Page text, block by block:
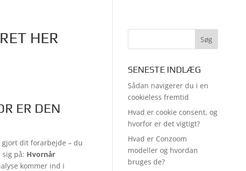
HER
ER DEN
dit forarbejde – du
på: Hvornår
kommer ind i
SENESTE INDLÆG
Sådan navigerer du i en
cookieless fremtid
Hvad er cookie consent, og
hvorfor er det vigtigt?
Hvad er Conzoom
modeller og hvordan
bruges de?